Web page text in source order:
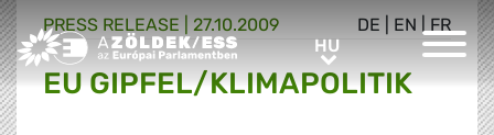
Greens/EFA Home HUHU
DE EN FR
PRESS RELEASE | 27.10.2009
EU GIPFEL/KLIMAPOLITIK